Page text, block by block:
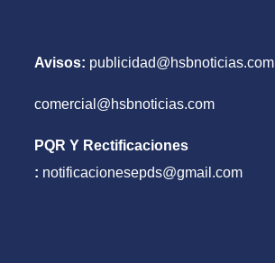
Avisos: publicidad@hsbnoticias.com
comercial@hsbnoticias.com
PQR Y Rectificaciones
: notificacionesepds@gmail.com